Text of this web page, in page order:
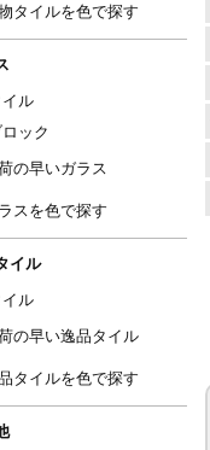
タイルを色で探す
ル
ック
の早いガラス
スを色で探す
イル
ル
の早い逸品タイル
タイルを色で探す